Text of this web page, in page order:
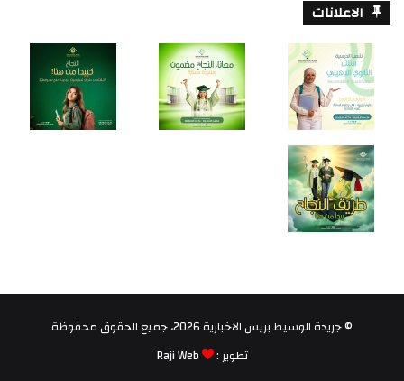
الاعلانات
© جريدة الوسيط بريس الاخبارية 2026، جميع الحقوق محفوظة
تطوير :
Raji Web